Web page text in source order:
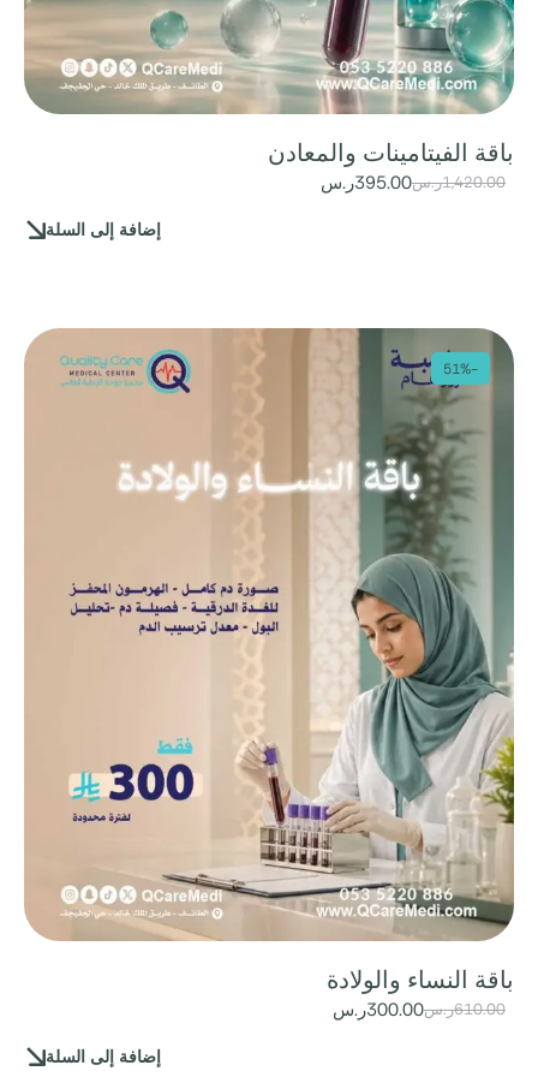
باقة الفيتامينات والمعادن
1,420.00ر.س395.00ر.س
إضافة إلى السلة
-51%
باقة النساء والولادة
610.00ر.س300.00ر.س
إضافة إلى السلة